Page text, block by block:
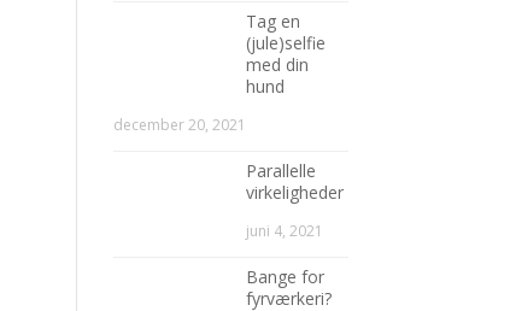
Tag en
(jule)selfie
med din
hund
december 20, 2021
Parallelle
virkeligheder
juni 4, 2021
Bange for
fyrværkeri?